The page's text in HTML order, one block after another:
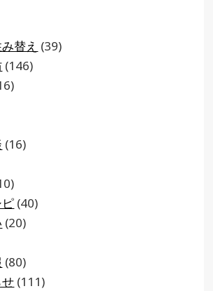
替え (39)
(146)
(16)
(40)
(20)
(80)
(111)